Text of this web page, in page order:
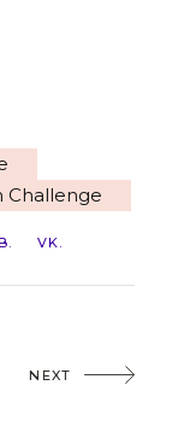
Challenge
VK
NEXT